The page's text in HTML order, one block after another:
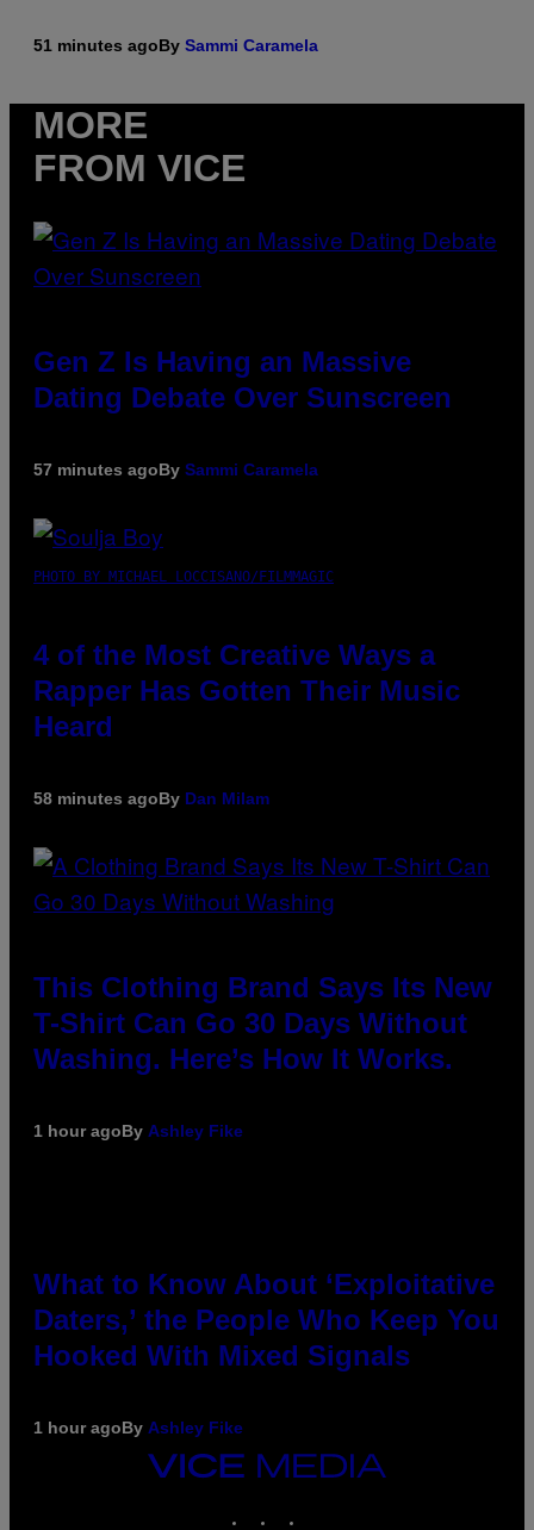
51 minutes agoBy Sammi Caramela
MORE
FROM VICE
Gen Z Is Having an Massive
Dating Debate Over Sunscreen
57 minutes agoBy Sammi Caramela
PHOTO BY MICHAEL LOCCISANO/FILMMAGIC
4 of the Most Creative Ways a
Rapper Has Gotten Their Music
Heard
58 minutes agoBy Dan Milam
This Clothing Brand Says Its New
T-Shirt Can Go 30 Days Without
Washing. Here’s How It Works.
1 hour agoBy Ashley Fike
What to Know About ‘Exploitative
Daters,’ the People Who Keep You
Hooked With Mixed Signals
1 hour agoBy Ashley Fike
VICE
MEDIA